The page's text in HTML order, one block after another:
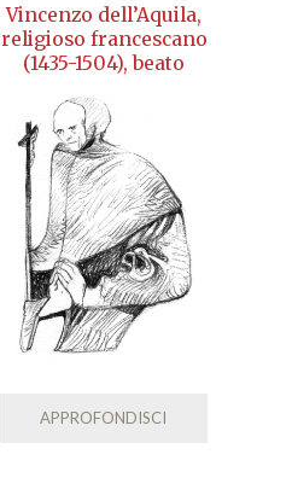
Vincenzo dell’Aquila,
religioso francescano
(1435-1504), beato
APPROFONDISCI